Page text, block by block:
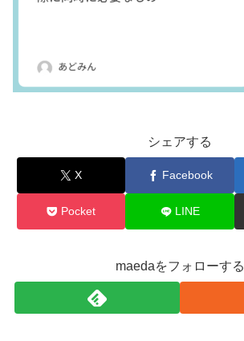
シェアする
X Facebook
Pocket LINE
maedaをフォローする